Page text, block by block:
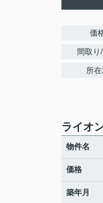
価
間取り
所
ライオ
物件名
価格
築年月